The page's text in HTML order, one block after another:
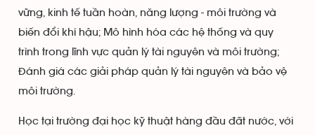
vững, kinh tế tuần hoàn, năng lượng - môi trường và
biến đổi khí hậu; Mô hình hóa các hệ thống và quy
trình trong lĩnh vực quản lý tài nguyên và môi trường;
Đánh giá các giải pháp quản lý tài nguyên và bảo vệ
môi trường.
Học tại trường đại học kỹ thuật hàng đầu đất nước, với